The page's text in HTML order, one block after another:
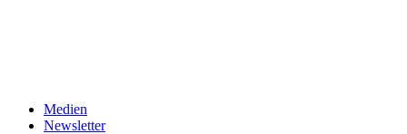
Medien
Newsletter